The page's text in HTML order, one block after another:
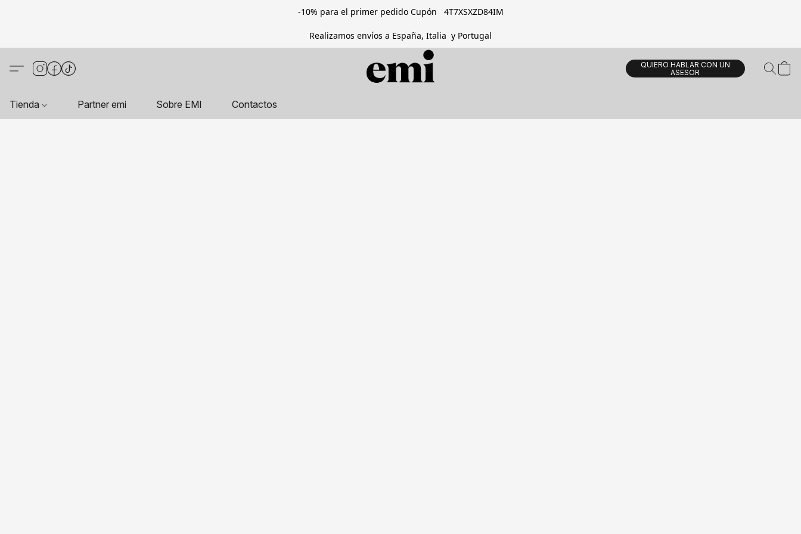
-10% para el primer pedido Cupón 4T7XSXZD84IM
Realizamos envíos a España, Italia y Portugal
QUIERO HABLAR CON UN
ASESOR
Tienda Partner emi Sobre EMI Contactos